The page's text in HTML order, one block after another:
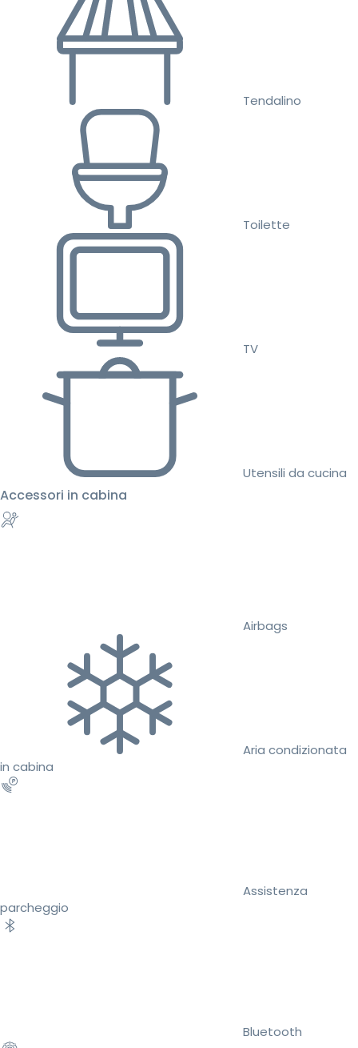
Tendalino
Toilette
TV
Utensili da cucina
Accessori in cabina
Airbags
Aria condizionata
in cabina
Assistenza
parcheggio
Bluetooth